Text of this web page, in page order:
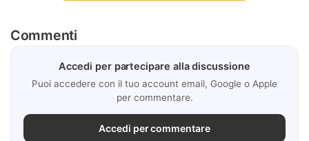
Commenti
Accedi per partecipare alla discussione
Puoi accedere con il tuo account email, Google o Apple
per commentare.
Accedi per commentare